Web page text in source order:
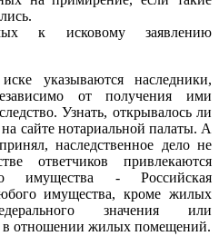
к исковому заявлению
указываются наследники,
от получения ими
Узнать, открывалось ли
сайте нотариальной палаты. А
наследственное дело не
ответчиков привлекаются
имущества - Российская
имущества, кроме жилых
значения или
в отношении жилых помещений.